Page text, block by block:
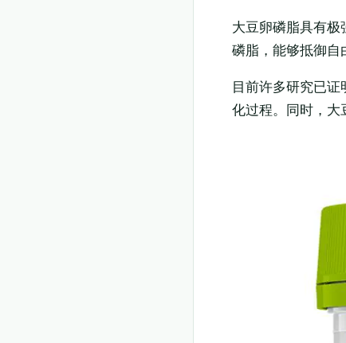
大豆卵磷脂具有
磷脂，能够抵御自
目前许多研究已
化过程。同时，大